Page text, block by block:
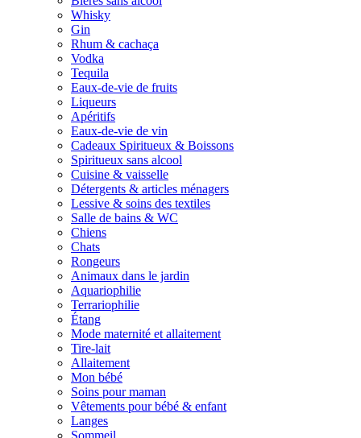
Whisky
Gin
Rhum & cachaça
Vodka
Tequila
Eaux-de-vie de fruits
Liqueurs
Apéritifs
Eaux-de-vie de vin
Cadeaux Spiritueux & Boissons
Spiritueux sans alcool
Cuisine & vaisselle
Détergents & articles ménagers
Lessive & soins des textiles
Salle de bains & WC
Chiens
Chats
Rongeurs
Animaux dans le jardin
Aquariophilie
Terrariophilie
Étang
Mode maternité et allaitement
Tire-lait
Allaitement
Mon bébé
Soins pour maman
Vêtements pour bébé & enfant
Langes
Sommeil